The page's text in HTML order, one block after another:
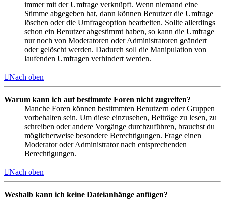
immer mit der Umfrage verknüpft. Wenn niemand eine
Stimme abgegeben hat, dann können Benutzer die Umfrage
löschen oder die Umfrageoption bearbeiten. Sollte allerdings
schon ein Benutzer abgestimmt haben, so kann die Umfrage
nur noch von Moderatoren oder Administratoren geändert
oder gelöscht werden. Dadurch soll die Manipulation von
laufenden Umfragen verhindert werden.
Nach oben
Warum kann ich auf bestimmte Foren nicht zugreifen?
Manche Foren können bestimmten Benutzern oder Gruppen
vorbehalten sein. Um diese einzusehen, Beiträge zu lesen, zu
schreiben oder andere Vorgänge durchzuführen, brauchst du
möglicherweise besondere Berechtigungen. Frage einen
Moderator oder Administrator nach entsprechenden
Berechtigungen.
Nach oben
Weshalb kann ich keine Dateianhänge anfügen?